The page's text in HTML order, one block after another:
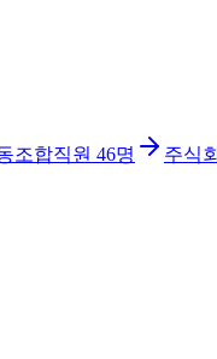
조합직원 46명 주식